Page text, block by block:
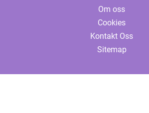
Om oss
Cookies
Kontakt Oss
Sitemap